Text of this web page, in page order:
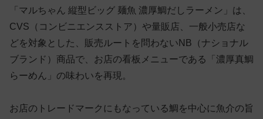
「マルちゃん 縦型ビッグ 麺魚 濃厚鯛だしラーメン」は、
CVS（コンビニエンスストア）や量販店、一般小売店な
どを対象とした、販売ルートを問わないNB（ナショナル
ブランド）商品で、お店の看板メニューである「濃厚真鯛
らーめん」の味わいを再現。
お店のトレードマークにもなっている鯛を中心に魚介の旨